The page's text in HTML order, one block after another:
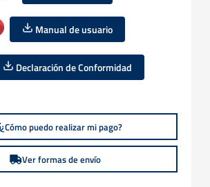
Manual de usuario
Declaración de Conformidad
¿Cómo puedo realizar mi pago?
Ver formas de envío